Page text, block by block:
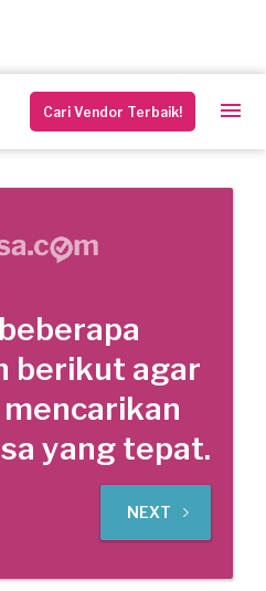
Cari Vendor Terbaik!
berikut agar
yang tepat.
NEXT